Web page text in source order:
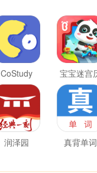
CoStudy
宝宝迷宫
险记
润泽园 真背单词